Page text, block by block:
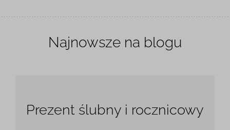
Najnowsze na blogu
Prezent ślubny i rocznicowy